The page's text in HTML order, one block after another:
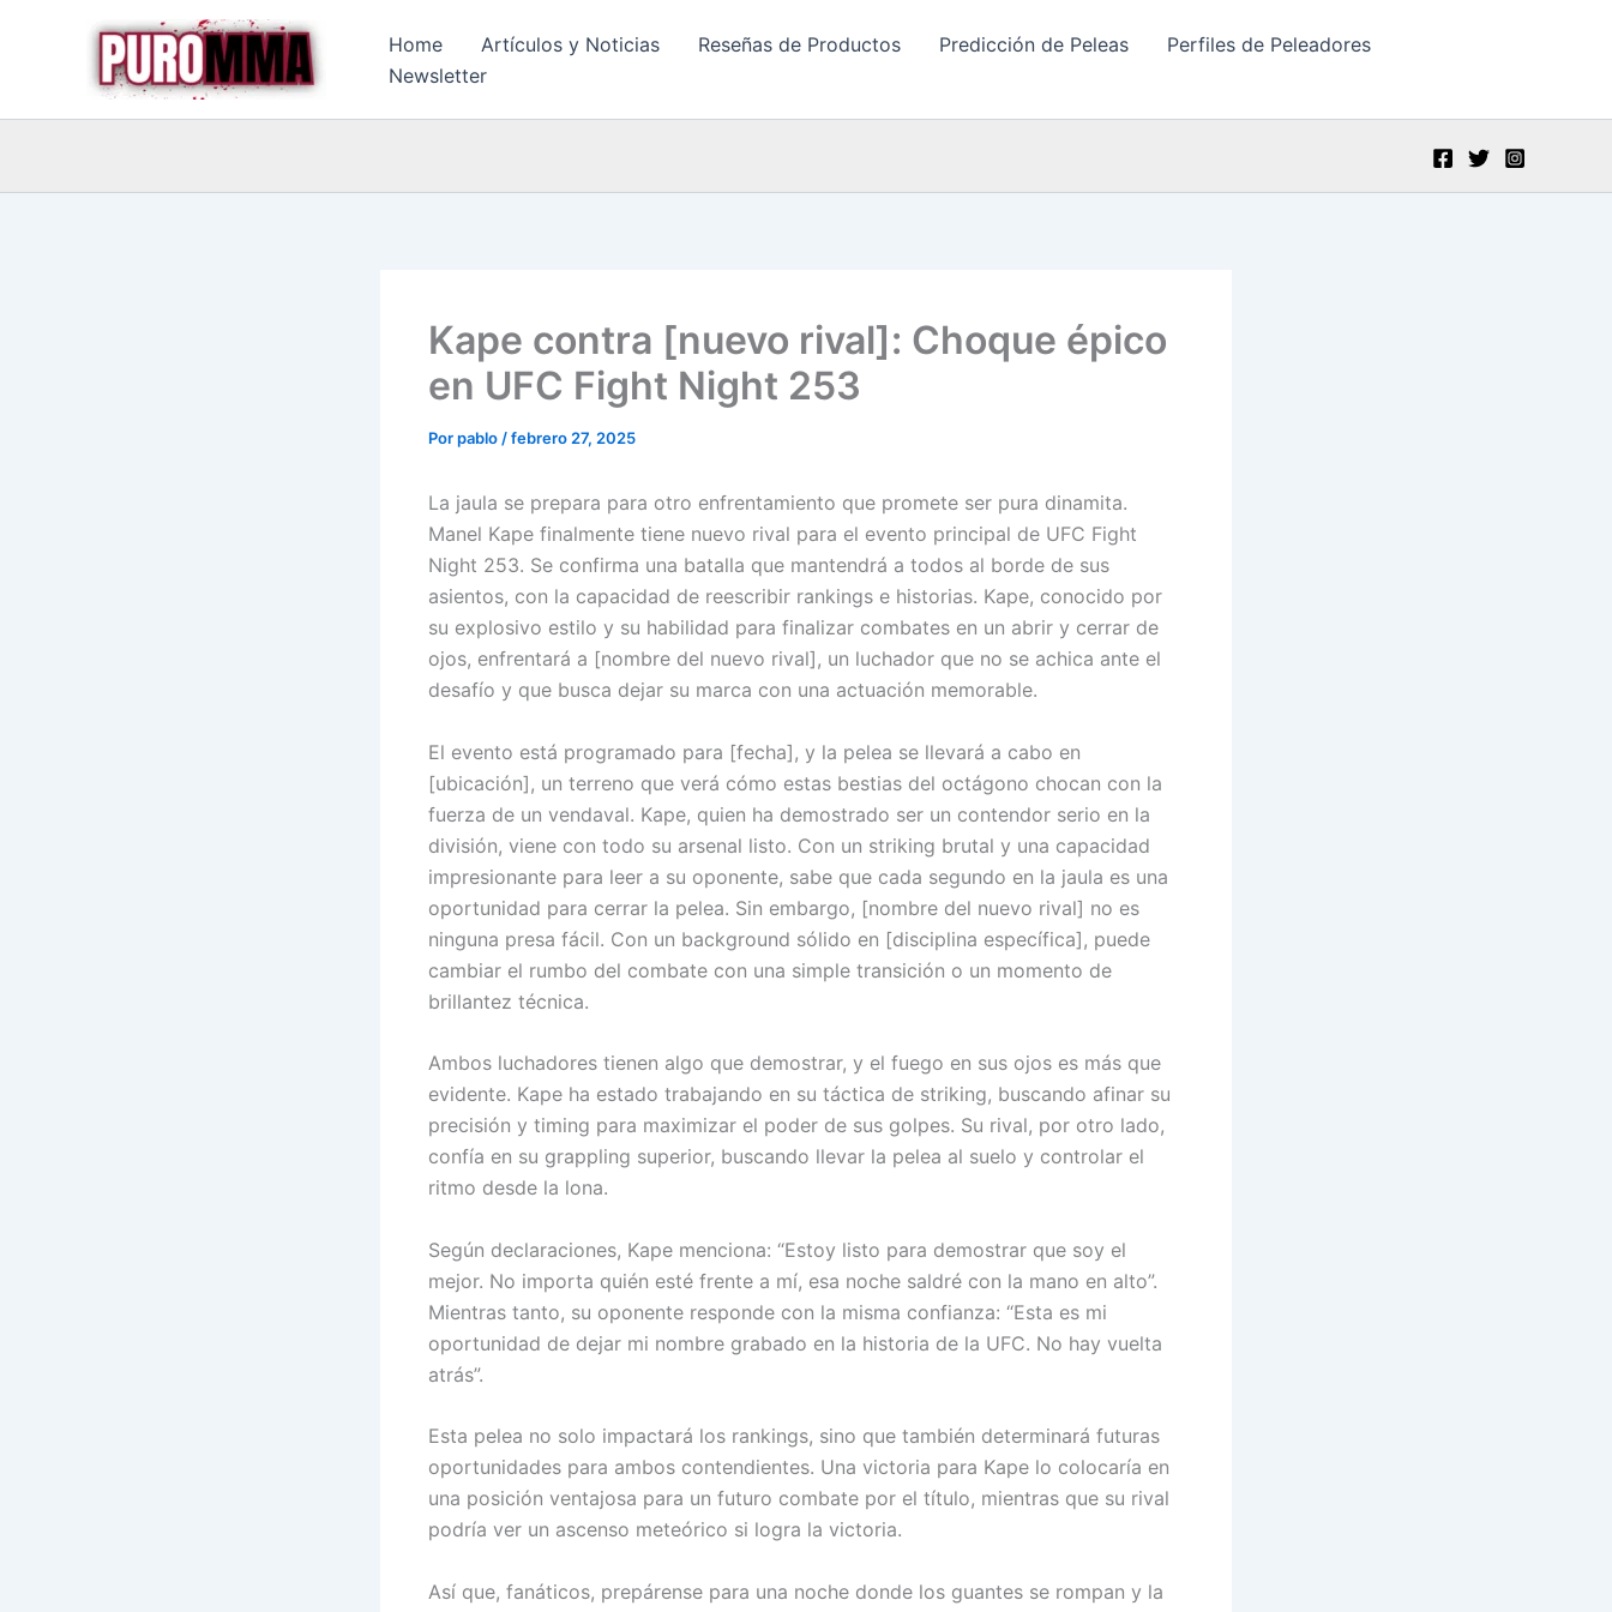
Home Artículos y Noticias Reseñas de Productos Predicción de Peleas
Perfiles de Peleadores
Newsletter
Kape contra [nuevo rival]: Choque épico
en UFC Fight Night 253
Porpablo /febrero 27, 2025
La jaula se prepara para otro enfrentamiento que promete ser pura dinamita.
Manel Kape finalmente tiene nuevo rival para el evento principal de UFC Fight
Night 253. Se confirma una batalla que mantendrá a todos al borde de sus
asientos, con la capacidad de reescribir rankings e historias. Kape, conocido por
su explosivo estilo y su habilidad para finalizar combates en un abrir y cerrar de
ojos, enfrentará a [nombre del nuevo rival], un luchador que no se achica ante el
desafío y que busca dejar su marca con una actuación memorable.
El evento está programado para [fecha], y la pelea se llevará a cabo en
[ubicación], un terreno que verá cómo estas bestias del octágono chocan con la
fuerza de un vendaval. Kape, quien ha demostrado ser un contendor serio en la
división, viene con todo su arsenal listo. Con un striking brutal y una capacidad
impresionante para leer a su oponente, sabe que cada segundo en la jaula es una
oportunidad para cerrar la pelea. Sin embargo, [nombre del nuevo rival] no es
ninguna presa fácil. Con un background sólido en [disciplina específica], puede
cambiar el rumbo del combate con una simple transición o un momento de
brillantez técnica.
Ambos luchadores tienen algo que demostrar, y el fuego en sus ojos es más que
evidente. Kape ha estado trabajando en su táctica de striking, buscando afinar su
precisión y timing para maximizar el poder de sus golpes. Su rival, por otro lado,
confía en su grappling superior, buscando llevar la pelea al suelo y controlar el
ritmo desde la lona.
Según declaraciones, Kape menciona: “Estoy listo para demostrar que soy el
mejor. No importa quién esté frente a mí, esa noche saldré con la mano en alto”.
Mientras tanto, su oponente responde con la misma confianza: “Esta es mi
oportunidad de dejar mi nombre grabado en la historia de la UFC. No hay vuelta
atrás”.
Esta pelea no solo impactará los rankings, sino que también determinará futuras
oportunidades para ambos contendientes. Una victoria para Kape lo colocaría en
una posición ventajosa para un futuro combate por el título, mientras que su rival
podría ver un ascenso meteórico si logra la victoria.
Así que, fanáticos, prepárense para una noche donde los guantes se rompan y la